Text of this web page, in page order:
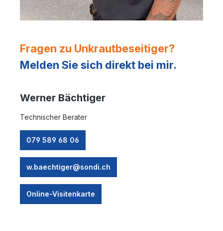
Fragen zu Unkrautbeseitiger?
Melden Sie sich direkt bei mir.
Werner Bächtiger
Technischer Berater
079 589 68 06
w.baechtiger@sondi.ch
Online-Visitenkarte